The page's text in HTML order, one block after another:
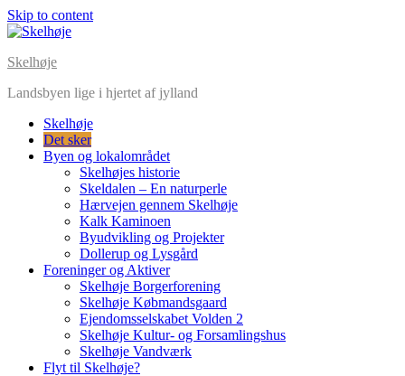
Skip to content
Skelhøje
Landsbyen lige i hjertet af jylland
Skelhøje
Det sker
Byen og lokalområdet
Skelhøjes historie
Skeldalen – En naturperle
Hærvejen gennem Skelhøje
Kalk Kaminoen
Byudvikling og Projekter
Dollerup og Lysgård
Foreninger og Aktiver
Skelhøje Borgerforening
Skelhøje Købmandsgaard
Ejendomsselskabet Volden 2
Skelhøje Kultur- og Forsamlingshus
Skelhøje Vandværk
Flyt til Skelhøje?